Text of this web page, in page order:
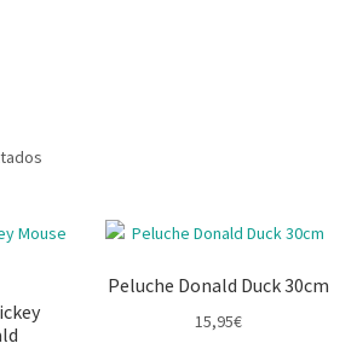
Peluche Donald Duck 30cm
15,95€